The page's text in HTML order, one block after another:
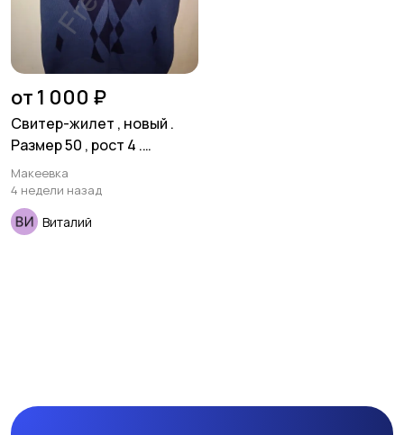
Другое
от 1 000 ₽
Свитер-жилет , новый .
Размер 50 , рост 4 .
Шерсть 50 % . Турция .
Макеевка
4 недели назад
Виталий